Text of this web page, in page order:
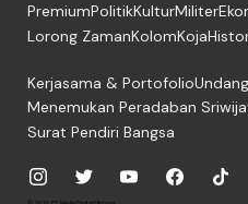
PremiumPolitikKulturMiliter
Lorong ZamanKolomKoja
Kerjasama & Portofolio
Menemukan Peradaban
Surat Pendiri Bangsa
© 2026, PT. Media Digital Historia.